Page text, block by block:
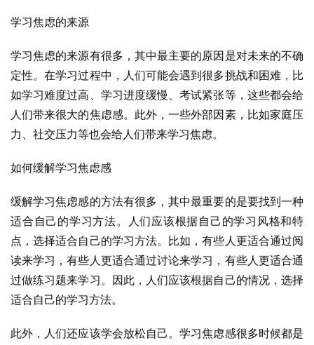
学习焦虑的来源
学习焦虑的来源有很多，其中最主要的原因是对未来的不确
定性。在学习过程中，人们可能会遇到很多挑战和困难，比
如学习难度过高、学习进度缓慢、考试紧张等，这些都会给
人们带来很大的焦虑感。此外，一些外部因素，比如家庭压
力、社交压力等也会给人们带来学习焦虑。
如何缓解学习焦虑感
缓解学习焦虑感的方法有很多，其中最重要的是要找到一种
适合自己的学习方法。人们应该根据自己的学习风格和特
点，选择适合自己的学习方法。比如，有些人更适合通过阅
读来学习，有些人更适合通过讨论来学习，有些人更适合通
过做练习题来学习。因此，人们应该根据自己的情况，选择
适合自己的学习方法。
此外，人们还应该学会放松自己。学习焦虑感很多时候都是